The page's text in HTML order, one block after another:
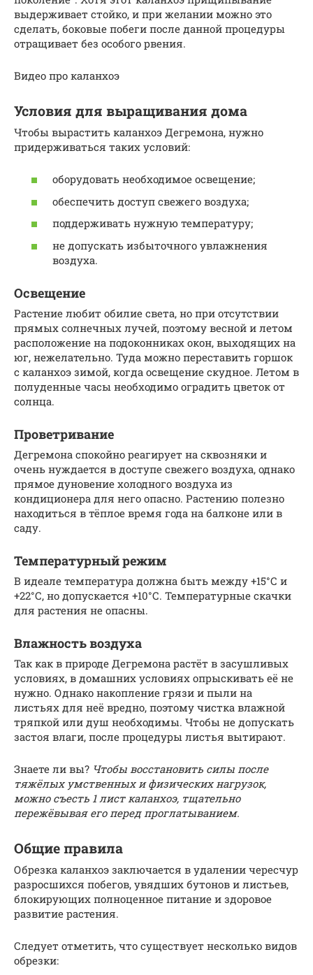
выдерживает стойко, и при желании можно это
сделать, боковые побеги после данной процедуры
отращивает без особого рвения.
Видео про каланхоэ
Условия для выращивания дома
Чтобы вырастить каланхоэ Дегремона, нужно
придерживаться таких условий:
оборудовать необходимое освещение;
обеспечить доступ свежего воздуха;
поддерживать нужную температуру;
не допускать избыточного увлажнения
воздуха.
Освещение
Растение любит обилие света, но при отсутствии
прямых солнечных лучей, поэтому весной и летом
расположение на подоконниках окон, выходящих на
юг, нежелательно. Туда можно переставить горшок
с каланхоэ зимой, когда освещение скудное. Летом в
полуденные часы необходимо оградить цветок от
солнца.
Проветривание
Дегремона спокойно реагирует на сквозняки и
очень нуждается в доступе свежего воздуха, однако
прямое дуновение холодного воздуха из
кондиционера для него опасно. Растению полезно
находиться в тёплое время года на балконе или в
саду.
Температурный режим
В идеале температура должна быть между +15°С и
+22°С, но допускается +10°С. Температурные скачки
для растения не опасны.
Влажность воздуха
Так как в природе Дегремона растёт в засушливых
условиях, в домашних условиях опрыскивать её не
нужно. Однако накопление грязи и пыли на
листьях для неё вредно, поэтому чистка влажной
тряпкой или душ необходимы. Чтобы не допускать
застоя влаги, после процедуры листья вытирают.
Знаете ли вы? Чтобы восстановить силы после
тяжёлых умственных и физических нагрузок,
можно съесть 1 лист каланхоэ, тщательно
пережёвывая его перед проглатыванием.
Общие правила
Обрезка каланхоэ заключается в удалении чересчур
разросшихся побегов, увядших бутонов и листьев,
блокирующих полноценное питание и здоровое
развитие растения.
Следует отметить, что существует несколько видов
обрезки: